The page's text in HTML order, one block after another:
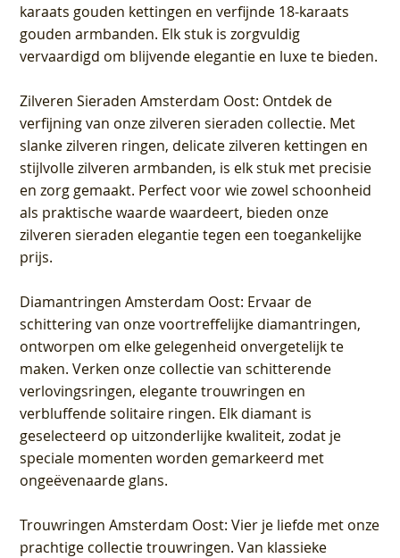
karaats gouden kettingen en verfijnde 18-karaats
gouden armbanden. Elk stuk is zorgvuldig
vervaardigd om blijvende elegantie en luxe te bieden.
Zilveren Sieraden Amsterdam Oost: Ontdek de
verfijning van onze zilveren sieraden collectie. Met
slanke zilveren ringen, delicate zilveren kettingen en
stijlvolle zilveren armbanden, is elk stuk met precisie
en zorg gemaakt. Perfect voor wie zowel schoonheid
als praktische waarde waardeert, bieden onze
zilveren sieraden elegantie tegen een toegankelijke
prijs.
Diamantringen Amsterdam Oost: Ervaar de
schittering van onze voortreffelijke diamantringen,
ontworpen om elke gelegenheid onvergetelijk te
maken. Verken onze collectie van schitterende
verlovingsringen, elegante trouwringen en
verbluffende solitaire ringen. Elk diamant is
geselecteerd op uitzonderlijke kwaliteit, zodat je
speciale momenten worden gemarkeerd met
ongeëvenaarde glans.
Trouwringen Amsterdam Oost: Vier je liefde met onze
prachtige collectie trouwringen. Van klassieke